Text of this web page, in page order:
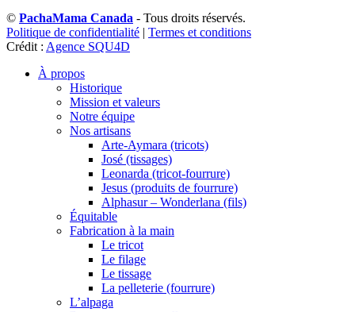
© PachaMama Canada - Tous droits réservés.
Politique de confidentialité | Termes et conditions
Crédit : Agence SQU4D
À propos
Historique
Mission et valeurs
Notre équipe
Nos artisans
Arte-Aymara (tricots)
José (tissages)
Leonarda (tricot-fourrure)
Jesus (produits de fourrure)
Alphasur – Wonderlana (fils)
Équitable
Fabrication à la main
Le tricot
Le filage
Le tissage
La pelleterie (fourrure)
L’alpaga